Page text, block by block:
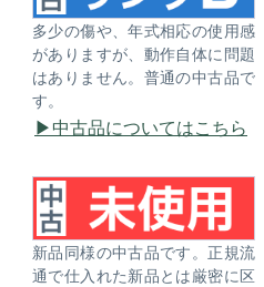
多少の傷や、年式相応の使用感
がありますが、動作自体に問題
はありません。普通の中古品で
す。
中古品についてはこちら
新品同様の中古品です。正規流
通で仕入れた新品とは厳密に区